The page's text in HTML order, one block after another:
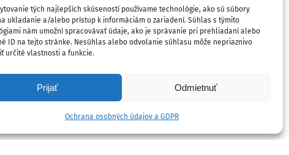
tých najlepších skúseností používame technológie, ako sú súbory
ukladanie a/alebo prístup k informáciám o zariadení. Súhlas s týmito
nám umožní spracovávať údaje, ako je správanie pri prehliadaní alebo
ID na tejto stránke. Nesúhlas alebo odvolanie súhlasu môže nepriaznivo
určité vlastnosti a funkcie.
Prijať Odmietnuť
Ochrana osobných údajov a GDPR